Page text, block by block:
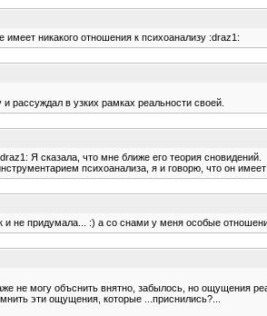
никакого отношения к психоанализу :draz1:
рассуждал в узких рамках реальности своей.
Я сказала, что мне ближе его теория сновидений.
психоанализа, я и говорю, что он
и не придумала... :) а со снами у меня особые
не могу объснить внятно, забылось, но
эти ощущения, которые ...приснились?...